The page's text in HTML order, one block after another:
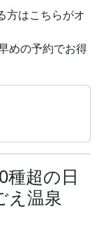
方はこちらがオ
めの予約でお得
超の日
え温泉